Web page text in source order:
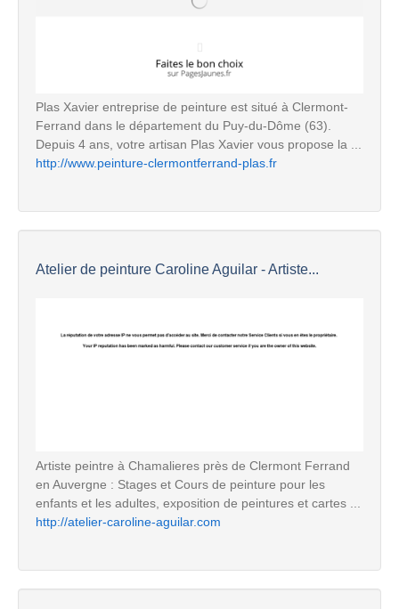
Plas Xavier entreprise de peinture est situé à Clermont-
Ferrand dans le département du Puy-du-Dôme (63).
Depuis 4 ans, votre artisan Plas Xavier vous propose la ...
http://www.peinture-clermontferrand-plas.fr
Atelier de peinture Caroline Aguilar - Artiste...
Artiste peintre à Chamalieres près de Clermont Ferrand
en Auvergne : Stages et Cours de peinture pour les
enfants et les adultes, exposition de peintures et cartes ...
http://atelier-caroline-aguilar.com